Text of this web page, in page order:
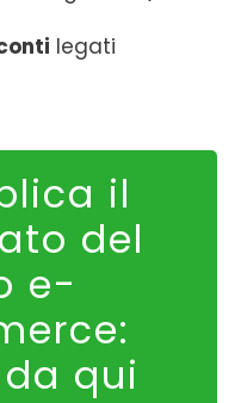
legati
il
del
e-
qui